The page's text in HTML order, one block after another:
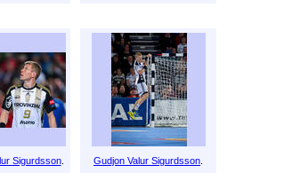
Sigurdsson. Gudjon Valur Sigurdsson